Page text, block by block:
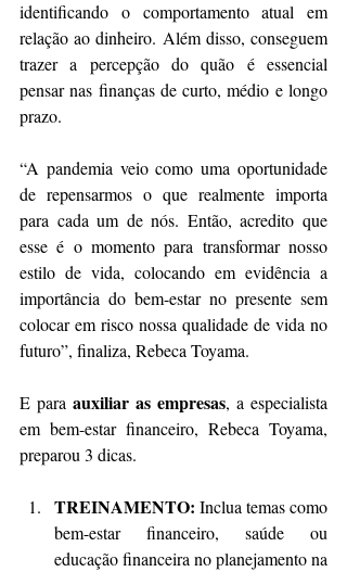
identificando o comportamento atual em
relação ao dinheiro. Além disso, conseguem
trazer a percepção do quão é essencial
pensar nas finanças de curto, médio e longo
prazo.
“A pandemia veio como uma oportunidade
de repensarmos o que realmente importa
para cada um de nós. Então, acredito que
esse é o momento para transformar nosso
estilo de vida, colocando em evidência a
importância do bem-estar no presente sem
colocar em risco nossa qualidade de vida no
futuro”, finaliza, Rebeca Toyama.
E para auxiliar as empresas, a especialista
em bem-estar financeiro, Rebeca Toyama,
preparou 3 dicas.
TREINAMENTO: Inclua temas como
bem-estar financeiro, saúde ou
educação financeira no planejamento na